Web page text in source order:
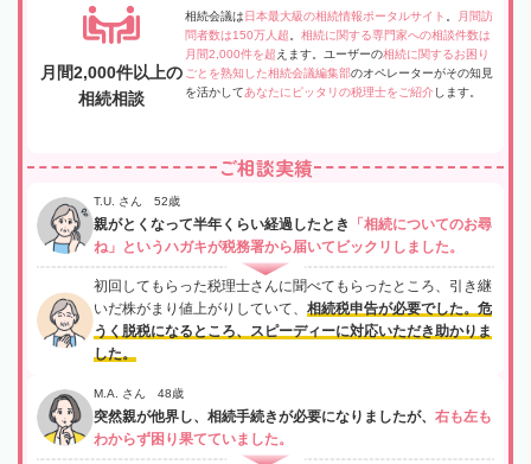
月間2,000件以上の
相続相談
相続会議は 日本最大級の相続情報ポータルサイト
月間訪
問者数は150万人超
相続に関する専門家への相談件数は
月間2,000件を超 えます。ユーザーの相続に関するお困り
ごとを熟知した相続会議編集部のオペレーターがその知見
を活かしてあなたにピッタリの税理士をご紹介 します。
ご相談実績
T.U. さん 52歳
親がとくなって半年くらい経過したとき
「相続についてのお尋
ね」というハガキが税務署から届いてビックリしました。
初回してもらった税理士さんに聞べてもらったところ、引き継
いだ株がまり値上がりしていて、 相続税申告が必要でした。危
うく脱税になるところ、スピーディーに対応いただき助かりま
した。
M.A. さん 48歳
突然親が他界し、相続手続きが必要になりましたが、 右も左も
わからず困り果てていました。